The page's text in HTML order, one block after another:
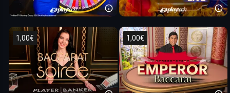
1,00€ 1,00€